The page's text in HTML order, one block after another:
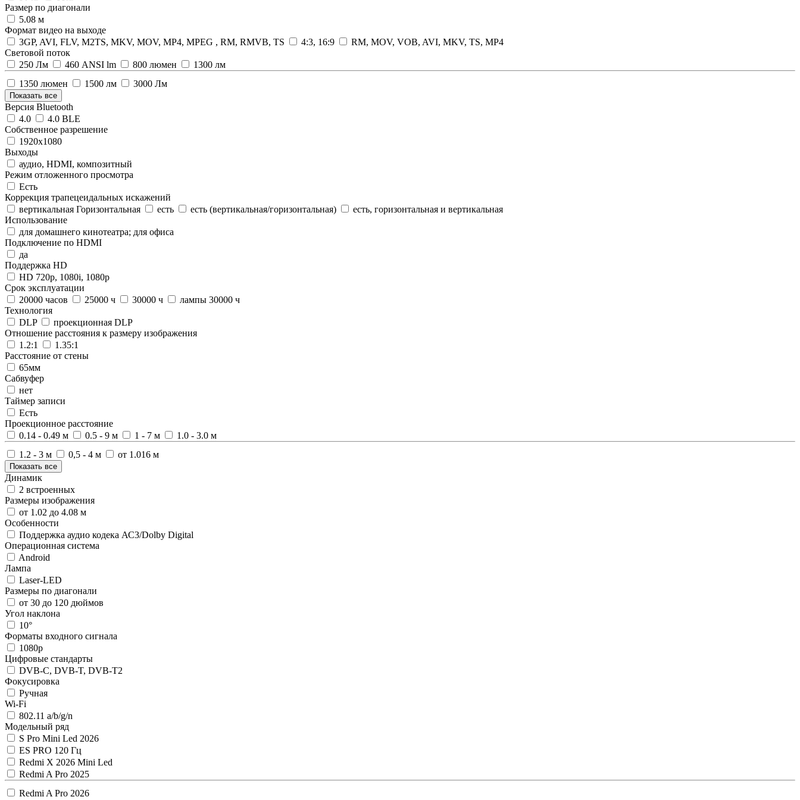
Размер по диагонали
5.08 м
Формат видео на выходе
3GP, AVI, FLV, M2TS, MKV, MOV, MP4, MPEG , RM, RMVB, TS
4:3, 16:9
RM, MOV, VOB, AVI, MKV, TS, MP4
Световой поток
250 Лм
460 ANSI lm 800 люмен
1300 лм
1350 люмен
1500 лм 3000 Лм
Показать все
Версия Bluetooth
4.0
4.0 BLE
Собственное разрешение
1920x1080
Выходы
аудио, HDMI, композитный
Режим отложенного просмотра
Есть
Коррекция трапецеидальных искажений
вертикальная Горизонтальная
есть есть (вертикальная/горизонтальная)
есть, горизонтальная и вертикальная
Использование
для домашнего кинотеатра; для офиса
Подключение по HDMI
да
Поддержка HD
HD 720p, 1080i, 1080p
Срок эксплуатации
20000 часов
25000 ч 30000 ч
лампы 30000 ч
Технология
DLP
проекционная DLP
Отношение расстояния к размеру изображения
1.2:1
1.35:1
Расстояние от стены
65мм
Сабвуфер
нет
Таймер записи
Есть
Проекционное расстояние
0.14 - 0.49 м
0.5 - 9 м 1 - 7 м
1.0 - 3.0 м
1.2 - 3 м
0,5 - 4 м от 1.016 м
Показать все
Динамик
2 встроенных
Размеры изображения
от 1.02 до 4.08 м
Особенности
Поддержка аудио кодека АС3/Dolby Digital
Операционная система
Android
Лампа
Laser-LED
Размеры по диагонали
от 30 до 120 дюймов
Угол наклона
10°
Форматы входного сигнала
1080p
Цифровые стандарты
DVB-C, DVB-T, DVB-T2
Фокусировка
Ручная
Wi-Fi
802.11 a/b/g/n
Модельный ряд
S Pro Mini Led 2026
ES PRO 120 Гц
Redmi X 2026 Mini Led
Redmi A Pro 2025
Redmi A Pro 2026